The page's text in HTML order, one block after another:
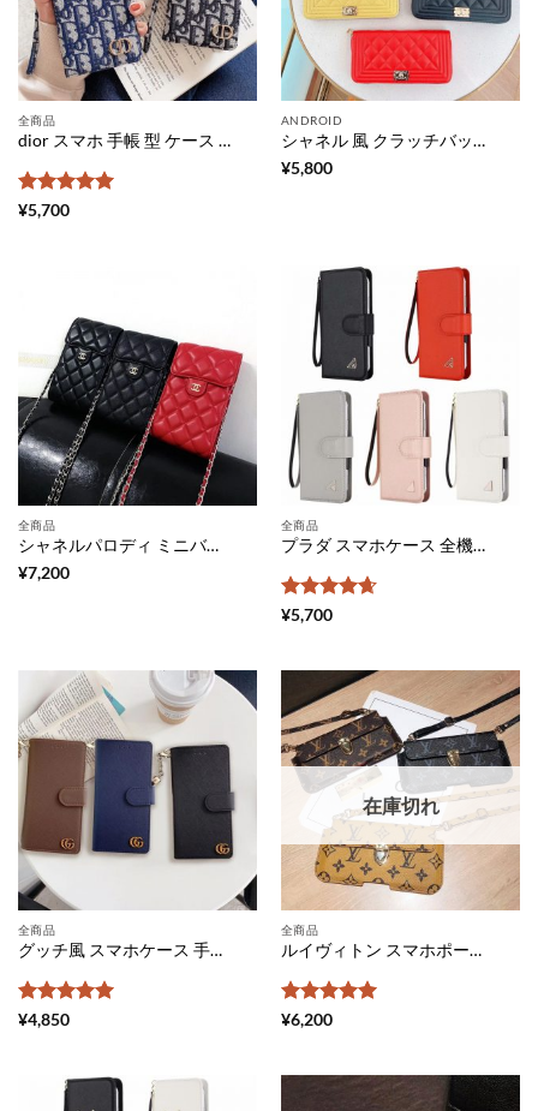
全商品
dior スマホ 手帳 型 ケース 全 機種 対応 オブリーク柄 ディオール オリジナル スマホ ケース android レディース ギャラクシー 携帯 ケース 落下防止 シャープ アンドロイド ワン ケース ブランドコピー xperia iphone 手帳カバー 安い
5段階中
¥5,700
ANDROID
シャネル 風 クラッチバッグ ショルダー レディース CHANEL スマホポーチ 手作り 全機種対応 スマホ保護カバー ハイブランド クラッチバッグ 2way ミニバッグ 大人 かわいい お財布 ポシェット 人気
¥5,800
全商品
シャネルパロディ ミニバッグ レディース chanelマトラッセ フラップ バッグ スマホケース フリーサイズ スマホポーチ ショルダー ブランドコピー スマホポシェット 人気 ギフト 送料無料
¥7,200
全商品
プラダ スマホケース 全機種対応 安い 手帳型 アンドロイドケース ブランド iphone15シリーズカバー 大人っぽい PRADA ギャラクシー 携帯ケース s20/s20+ スライド式 手帳 xperia エース ケース ストライプ付き
5段階中
¥5,700
全商品
グッチ風 スマホケース 手帳型 全機種対応 おしゃれ GUCCI iphone12/11 ケース シンプル ペア アンドロイドケース ブランド galaxy s20/s10 plus ケースカバー ビジネス風 エクスペリアケース XZ3 落下防止
5段階中
¥4,850
在庫切れ
全商品
ルイヴィトン スマホポーチ ショルダー 全機種対応 スマホケース ブランドコピー Vuitton スマホ アンドロイドケース 新作 ヴィトンパロディ iphone スマホケース おしゃれ スマホポシェット 人気 革
5段階中
¥6,200